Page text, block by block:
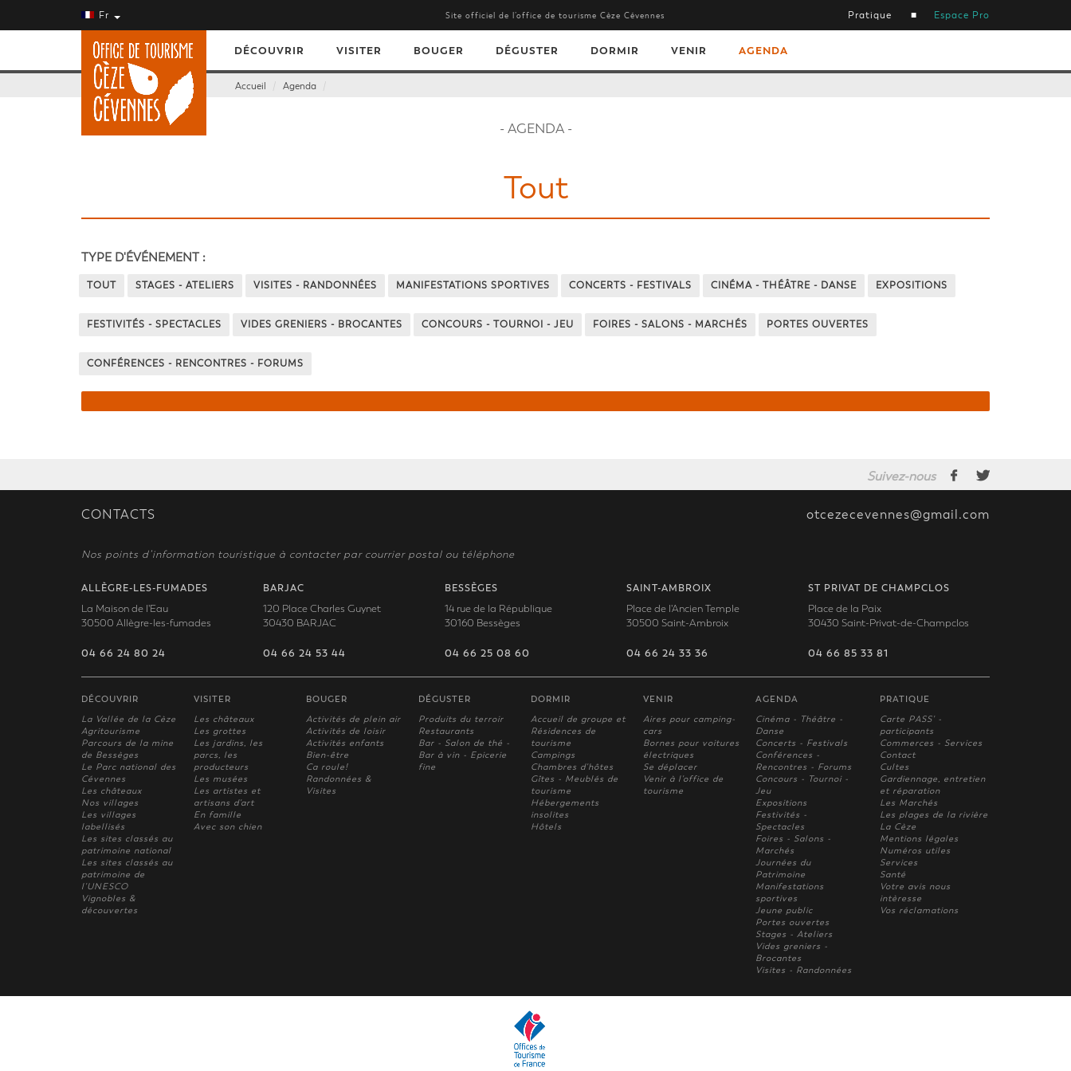
Fr Site officiel de l’office de tourisme Cèze Cévennes Pratique Espace Pro
DÉCOUVRIR VISITER BOUGER DÉGUSTER DORMIR VENIR AGENDA
Accueil Agenda
- AGENDA -
Tout
TYPE D'ÉVÉNEMENT :
TOUT STAGES - ATELIERS VISITES - RANDONNÉES MANIFESTATIONS SPORTIVES CONCERTS - FESTIVALS CINÉMA - THÉÂTRE - DANSE EXPOSITIONS
FESTIVITÉS - SPECTACLES VIDES GRENIERS - BROCANTES CONCOURS - TOURNOI - JEU FOIRES - SALONS - MARCHÉS PORTES OUVERTES
CONFÉRENCES - RENCONTRES - FORUMS
Suivez-nous
CONTACTS otcezecevennes@gmail.com
Nos points d’information touristique à contacter par courrier postal ou téléphone
ALLÈGRE-LES-FUMADES
La Maison de l'Eau
30500 Allègre-les-fumades
04 66 24 80 24
BARJAC
120 Place Charles Guynet
30430 BARJAC
04 66 24 53 44
BESSÈGES
14 rue de la République
30160 Bessèges
04 66 25 08 60
SAINT-AMBROIX
Place de l'Ancien Temple
30500 Saint-Ambroix
04 66 24 33 36
ST PRIVAT DE CHAMPCLOS
Place de la Paix
30430 Saint-Privat-de-Champclos
04 66 85 33 81
DÉCOUVRIR
La Vallée de la Cèze
Agritourisme
Parcours de la mine
de Bessèges
Le Parc national des
Cévennes
Les châteaux
Nos villages
Les villages
labellisés
Les sites classés au
patrimoine national
Les sites classés au
patrimoine de
l'UNESCO
Vignobles &
découvertes
VISITER
Les châteaux
Les grottes
Les jardins, les
parcs, les
producteurs
Les musées
Les artistes et
artisans d'art
En famille
Avec son chien
BOUGER
Activités de plein air
Activités de loisir
Activités enfants
Bien-être
Ca roule!
Randonnées &
Visites
DÉGUSTER
Produits du terroir
Restaurants
Bar - Salon de thé -
Bar à vin - Epicerie
fine
DORMIR
Accueil de groupe et
Résidences de
tourisme
Campings
Chambres d'hôtes
Gîtes - Meublés de
tourisme
Hébergements
insolites
Hôtels
VENIR
Aires pour camping-
cars
Bornes pour voitures
électriques
Se déplacer
Venir à l'office de
tourisme
AGENDA
Cinéma - Théâtre -
Danse
Concerts - Festivals
Conférences -
Rencontres - Forums
Concours - Tournoi -
Jeu
Expositions
Festivités -
Spectacles
Foires - Salons -
Marchés
Journées du
Patrimoine
Manifestations
sportives
Jeune public
Portes ouvertes
Stages - Ateliers
Vides greniers -
Brocantes
Visites - Randonnées
PRATIQUE
Carte PASS' -
participants
Commerces - Services
Contact
Cultes
Gardiennage, entretien
et réparation
Les Marchés
Les plages de la rivière
La Cèze
Mentions légales
Numéros utiles
Services
Santé
Votre avis nous
intèresse
Vos réclamations